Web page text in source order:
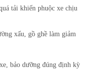
tải khiến phuộc xe chịu
xấu, gồ ghề làm giảm
bảo dưỡng đúng định kỳ